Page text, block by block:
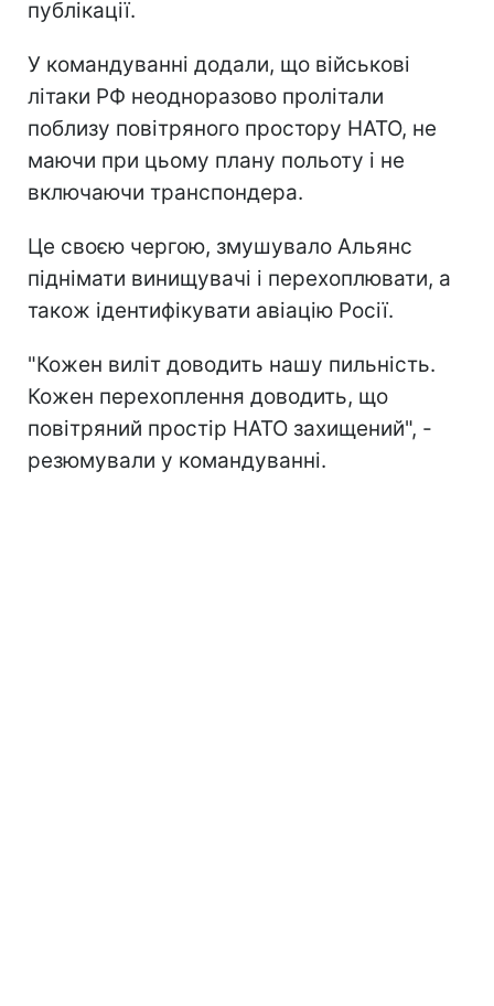
публікації.
У командуванні додали, що військові
літаки РФ неодноразово пролітали
поблизу повітряного простору НАТО, не
маючи при цьому плану польоту і не
включаючи транспондера.
Це своєю чергою, змушувало Альянс
піднімати винищувачі і перехоплювати, а
також ідентифікувати авіацію Росії.
"Кожен виліт доводить нашу пильність.
Кожен перехоплення доводить, що
повітряний простір НАТО захищений", -
резюмували у командуванні.